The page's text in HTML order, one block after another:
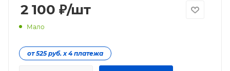
2 100 ₽/шт
Мало
от 525 руб. х 4 платежа